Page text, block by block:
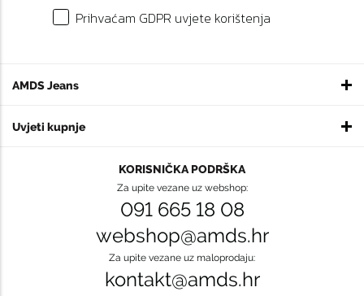
AMDS Jeans
Uvjeti kupnje
Prihvaćam GDPR uvjete korištenja
KORISNIČKA PODRŠKA
Za upite vezane uz webshop:
091 665 18 08
webshop@amds.hr
Za upite vezane uz maloprodaju:
kontakt@amds.hr